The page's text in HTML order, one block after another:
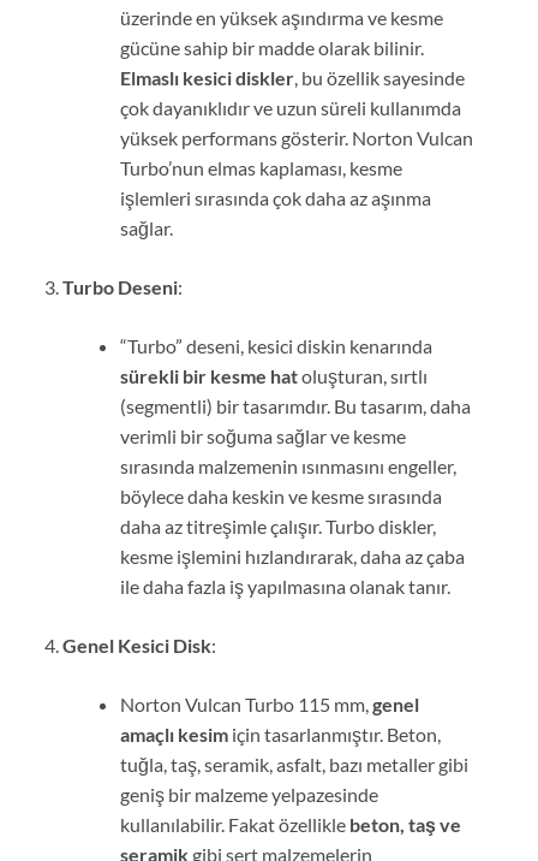
üzerinde en yüksek aşındırma ve kesme
gücüne sahip bir madde olarak bilinir.
Elmaslı kesici diskler, bu özellik sayesinde
çok dayanıklıdır ve uzun süreli kullanımda
yüksek performans gösterir. Norton Vulcan
Turbo’nun elmas kaplaması, kesme
işlemleri sırasında çok daha az aşınma
sağlar.
Turbo Deseni:
“Turbo” deseni, kesici diskin kenarında
sürekli bir kesme hatoluşturan, sırtlı
(segmentli) bir tasarımdır. Bu tasarım, daha
verimli bir soğuma sağlar ve kesme
sırasında malzemenin ısınmasını engeller,
böylece daha keskin ve kesme sırasında
daha az titreşimle çalışır. Turbo diskler,
kesme işlemini hızlandırarak, daha az çaba
ile daha fazla iş yapılmasına olanak tanır.
Genel Kesici Disk:
Norton Vulcan Turbo 115 mm, genel
amaçlı kesimiçin tasarlanmıştır. Beton,
tuğla, taş, seramik, asfalt, bazı metaller gibi
geniş bir malzeme yelpazesinde
kullanılabilir. Fakat özellikle beton, taş ve
seramikgibi sert malzemelerin